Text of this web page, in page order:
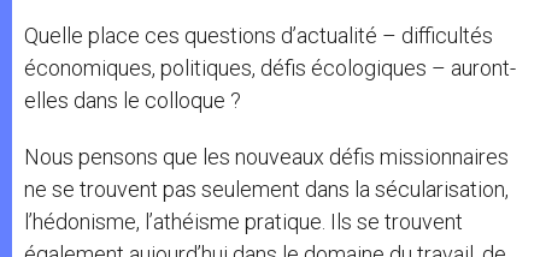
Quelle place ces questions d’actualité – difficultés
économiques, politiques, défis écologiques – auront-
elles dans le colloque ?
Nous pensons que les nouveaux défis missionnaires
ne se trouvent pas seulement dans la sécularisation,
l’hédonisme, l’athéisme pratique. Ils se trouvent